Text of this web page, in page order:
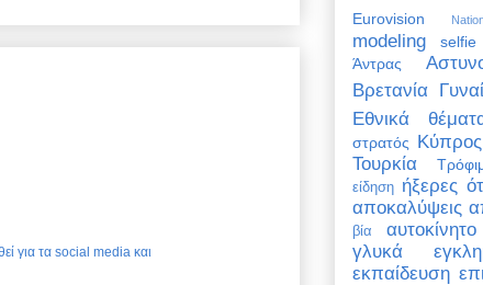
για τα social media και
Eurovision
modeling selfie
Άντρας
Βρετανία
Εθνικά
στρατός Κύπρος
Τουρκία
είδηση ήξερες
αποκαλύψεις
βία
αυτοκίνητο
γλυκά
εκπαίδευση